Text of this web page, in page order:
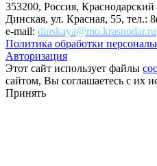
353200, Россия,
Динская, ул. Красная, 55, тел.:
e-mail: dinskaya@mo.krasnodar.ru
Политика обработки
Авторизация
Этот сайт использует файлы
сайтом, Вы соглашаетесь с их
Принять